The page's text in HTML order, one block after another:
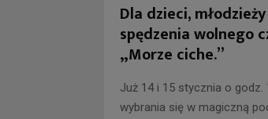
Dla dzieci,
spędzenia wolnego
„Morze ciche.”
Już 14 i 15 stycznia o
wybrania się w magiczną